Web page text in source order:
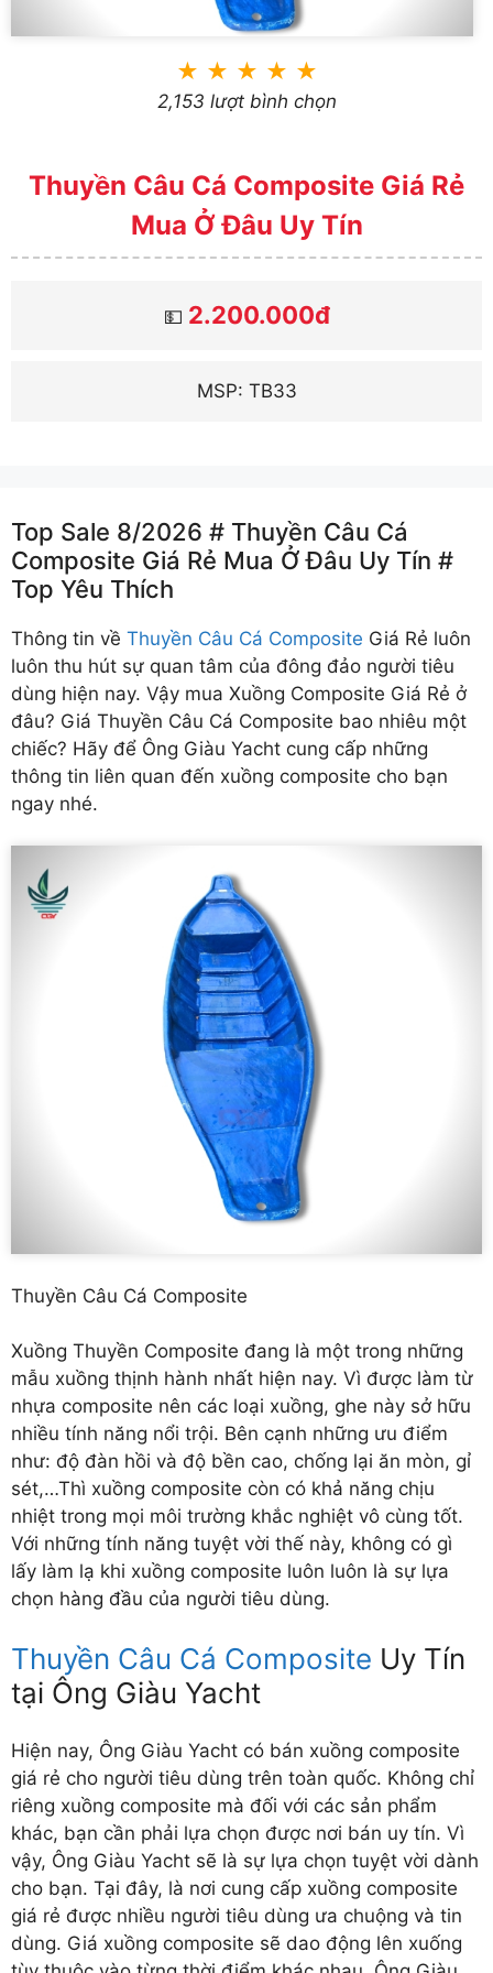
★ ★ ★ ★ ★
2,153 lượt bình chọn
Thuyền Câu Cá Composite Giá Rẻ
Mua Ở Đâu Uy Tín
💵 2.200.000đ
MSP: TB33
Top Sale 8/2026 # Thuyền Câu Cá
Composite Giá Rẻ Mua Ở Đâu Uy Tín #
Top Yêu Thích
Thông tin về Thuyền Câu Cá Composite Giá Rẻ luôn
luôn thu hút sự quan tâm của đông đảo người tiêu
dùng hiện nay. Vậy mua Xuồng Composite Giá Rẻ ở
đâu? Giá Thuyền Câu Cá Composite bao nhiêu một
chiếc? Hãy để Ông Giàu Yacht cung cấp những
thông tin liên quan đến xuồng composite cho bạn
ngay nhé.
Thuyền Câu Cá Composite
Xuồng Thuyền Composite đang là một trong những
mẫu xuồng thịnh hành nhất hiện nay. Vì được làm từ
nhựa composite nên các loại xuồng, ghe này sở hữu
nhiều tính năng nổi trội. Bên cạnh những ưu điểm
như: độ đàn hồi và độ bền cao, chống lại ăn mòn, gỉ
sét,…Thì xuồng composite còn có khả năng chịu
nhiệt trong mọi môi trường khắc nghiệt vô cùng tốt.
Với những tính năng tuyệt vời thế này, không có gì
lấy làm lạ khi xuồng composite luôn luôn là sự lựa
chọn hàng đầu của người tiêu dùng.
Thuyền Câu Cá Composite Uy Tín
tại Ông Giàu Yacht
Hiện nay, Ông Giàu Yacht có bán xuồng composite
giá rẻ cho người tiêu dùng trên toàn quốc. Không chỉ
riêng xuồng composite mà đối với các sản phẩm
khác, bạn cần phải lựa chọn được nơi bán uy tín. Vì
vậy, Ông Giàu Yacht sẽ là sự lựa chọn tuyệt vời dành
cho bạn. Tại đây, là nơi cung cấp xuồng composite
giá rẻ được nhiều người tiêu dùng ưa chuộng và tin
dùng. Giá xuồng composite sẽ dao động lên xuống